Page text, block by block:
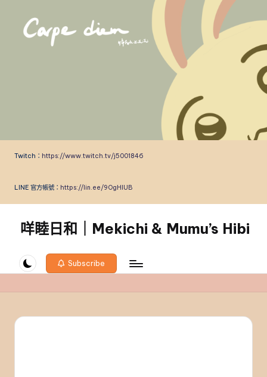
Twitch： https://www.twitch.tv/j5001846
LINE 官方帳號： https://lin.ee/9OgHlUB
咩睦日和｜Mekichi & Mumu’s Hibi
diem!
Subscribe